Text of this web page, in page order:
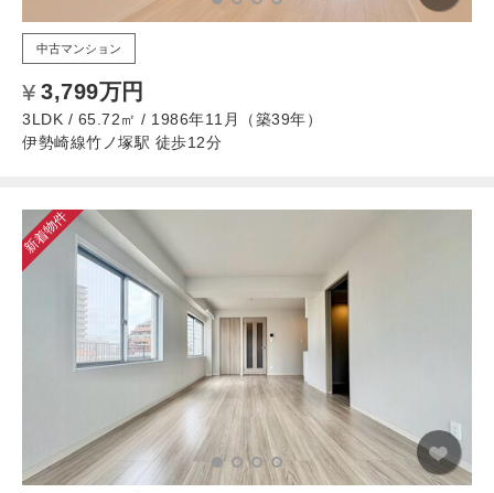
中古マンション
3,799万円
3LDK / 65.72㎡ / 1986年11月（築39年）
伊勢崎線竹ノ塚駅 徒歩12分
新着物件